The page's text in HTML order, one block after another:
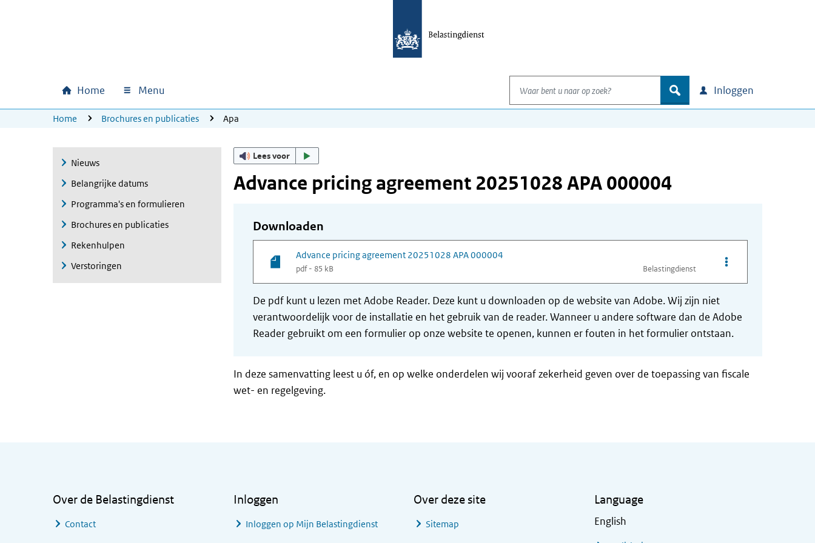
Hoofdnavigatie
Home Menu
Waar bent u naar op zoek?
zoek Inloggen
U bevindt zich hier:
Home Brochures en publicaties Apa
Nieuws
Belangrijke datums
Programma's en formulieren
Brochures en publicaties
Rekenhulpen
Verstoringen
Lees voor
Advance pricing agreement 20251028 APA 000004
Downloaden
Advance pricing agreement 20251028 APA 000004
pdf - 85 kB Belastingdienst
Opties van bestand
De pdf kunt u lezen met Adobe Reader. Deze kunt u downloaden op de website van Adobe. Wij zijn niet
verantwoordelijk voor de installatie en het gebruik van de reader. Wanneer u andere software dan de Adobe
Reader gebruikt om een formulier op onze website te openen, kunnen er fouten in het formulier ontstaan.
In deze samenvatting leest u óf, en op welke onderdelen wij vooraf zekerheid geven over de toepassing van fiscale
wet- en regelgeving.
Over de Belastingdienst
Contact
Inloggen
Inloggen op Mijn Belastingdienst
Over deze site
Sitemap
Language
English